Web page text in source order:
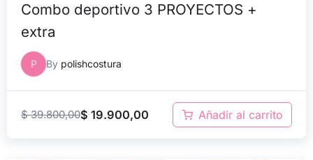
Combo deportivo 3 PROYECTOS +
extra
P By polishcostura
$39.800,00$ 19.900,00 Añadir al carrito